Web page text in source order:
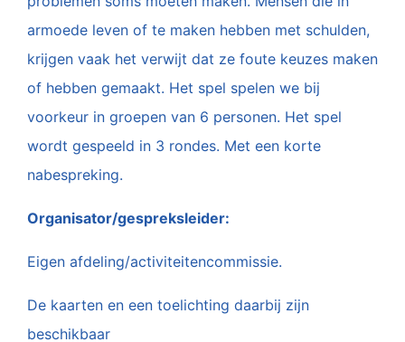
armoede leven of te maken hebben met schulden,
krijgen vaak het verwijt dat ze foute keuzes maken
of hebben gemaakt. Het spel spelen we bij
voorkeur in groepen van 6 personen. Het spel
wordt gespeeld in 3 rondes. Met een korte
nabespreking.
Organisator/gespreksleider:
Eigen afdeling/activiteitencommissie.
De kaarten en een toelichting daarbij zijn
beschikbaar